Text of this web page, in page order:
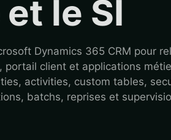
le SI
Dynamics 365 CRM pour
portail client et applications
activities, custom tables,
batchs, reprises et